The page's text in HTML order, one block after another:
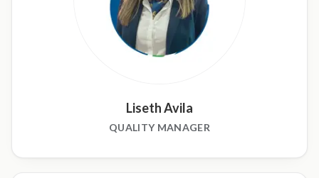
Liseth Avila
QUALITY MANAGER